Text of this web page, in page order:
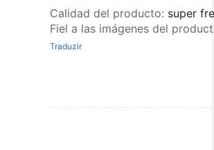
Calidad del producto: super
Fiel a las imágenes del
Traduzir